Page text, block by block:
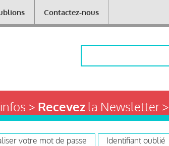
Contactez-nous
> Recevezla Newsletter >
votre mot de passe Identifiant oublié